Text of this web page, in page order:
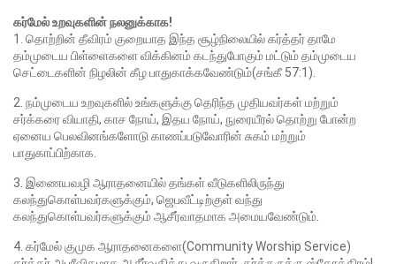
கர்மேல் உறவுகளின் நலனுக்காக!
1. தொற்றின் தீவிரம் குறையாத இந்த சூழ்நிலையில் கர்த்தர் தாமே
தம்முடைய பிள்ளைகளை விக்கினம் கடந்துபோகும் மட்டும் தம்முடைய
செட்டைகளின் நிழலின் கீழ பாதுகாக்கவேண்டும்(சங்கீ 57:1).
2. நம்முடைய உறவுகளில் உங்களுக்கு தெரிந்த முதியவர்கள் மற்றும்
சர்க்கரை வியாதி, காச நோய், இதய நோய், நுரையீரல் தொற்று போன்ற
ஏனைய பெலவினங்களோடு காணப்படுவோரின் சுகம் மற்றும்
பாதுகாப்பிற்காக.
3. இணையவழி ஆராதனையில் தங்கள் வீடுகளிலிருந்து
கலந்துகொள்பவர்களுக்கும், ஜெபவீட்டிற்குள் வந்து
கலந்துகொள்பவர்களுக்கும் ஆசீர்வாதமாக அமையவேண்டும்.
4. கர்மேல் குமுக ஆராதனைகளை(Community Worship Service)